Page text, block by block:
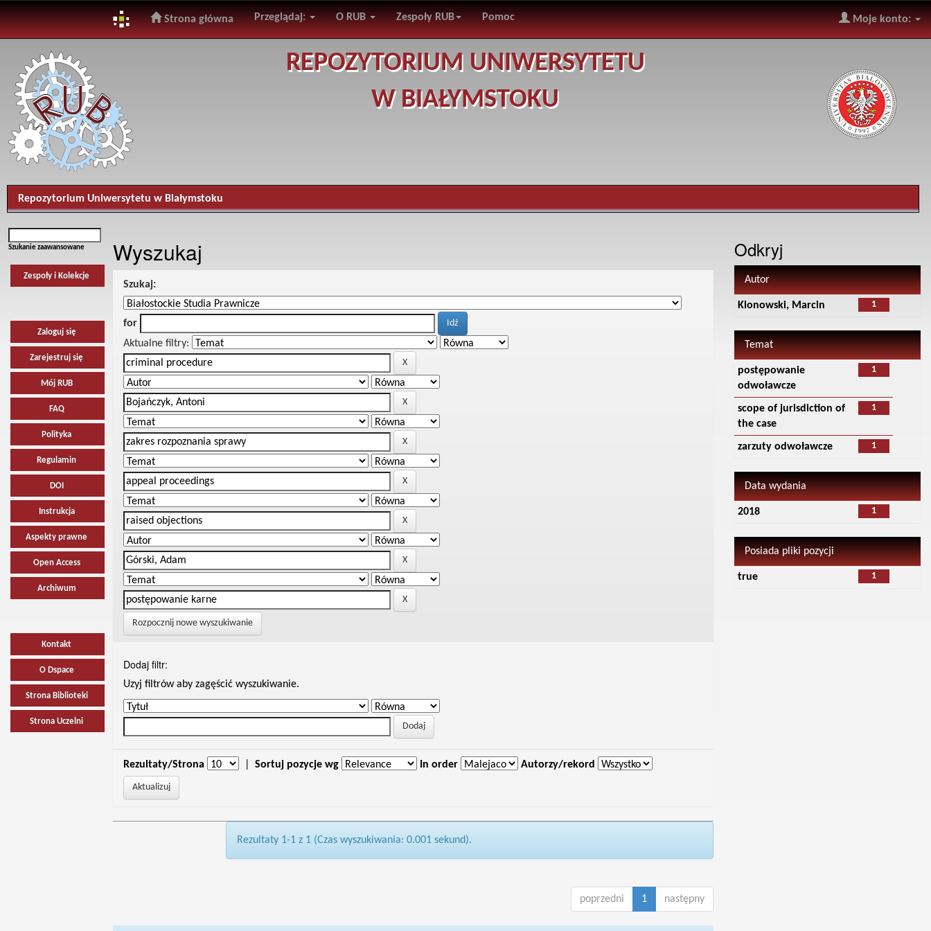
navigation
Strona główna Przeglądaj: O RUB Zespoły RUB Pomoc Moje konto:
REPOZYTORIUM UNIWERSYTETU
W BIAŁYMSTOKU
Repozytorium Uniwersytetu w Białymstoku
Szukanie zaawansowane
Zespoły i Kolekcje
Zaloguj się
Zarejestruj się
Mój RUB
FAQ
Polityka
Regulamin
DOI
Instrukcja
Aspekty prawne
Open Access
Archiwum
Kontakt
O Dspace
Strona Biblioteki
Strona Uczelni
Wyszukaj
Szukaj:
for
Aktualne filtry:
Rozpocznij nowe wyszukiwanie
Dodaj filtr:
Uzyj filtrów aby zagęścić wyszukiwanie.
Rezultaty/Strona Sortuj pozycje wg In order Autorzy/rekord
Rezultaty 1-1 z 1 (Czas wyszukiwania: 0.001 sekund).
poprzedni 1 następny
Odkryj
Autor
1
Klonowski, Marcin
Temat
1
postępowanie
odwoławcze
1
scope of jurisdiction of
the case
1
zarzuty odwoławcze
Data wydania
1
2018
Posiada pliki pozycji
1
true